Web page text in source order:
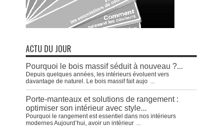
ACTU DU JOUR
Pourquoi le bois massif séduit à nouveau ?...
Depuis quelques années, les intérieurs évoluent vers
davantage de naturel. Le bois massif fait aujo ...
Porte-manteaux et solutions de rangement :
optimiser son intérieur avec style...
Pourquoi le rangement est essentiel dans nos intérieurs
modernes Aujourd’hui, avoir un intérieur ...